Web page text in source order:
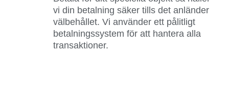
vi din betalning säker tills det anländer
välbehållet. Vi använder ett pålitligt
betalningssystem för att hantera alla
transaktioner.